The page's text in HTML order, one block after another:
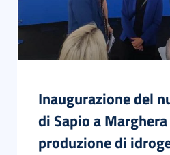
Inaugurazione del
di Sapio a
produzione di